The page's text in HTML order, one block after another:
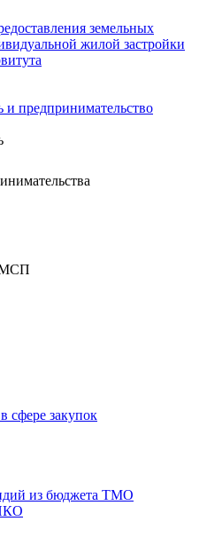
земельных
жилой застройки
и предпринимательство
сфере закупок
из бюджета ТМО